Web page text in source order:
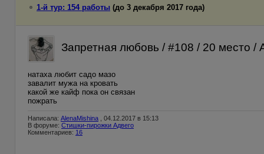
1-й тур: 154 работы (до 3 декабря 2017 года)
Запретная любовь / #108 / 20 место /
натаха любит садо мазо
завалит мужа на кровать
какой же кайф пока он связан
пожрать
Написала: AlenaMishina , 04.12.2017 в 15:13
В форуме: Стишки-пирожки Адвего
Комментариев: 16